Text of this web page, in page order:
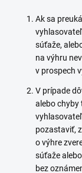
Ak sa
súťaže,
na výhru
v prospech
V prípade
alebo chyby
pozastaviť,
o výhre
súťaže
bez